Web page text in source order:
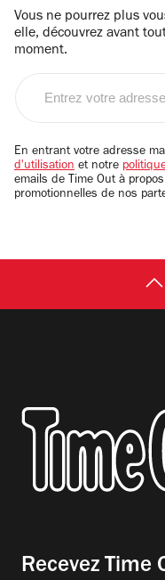
Vous ne pourrez plus
elle, découvrez avant
moment.
email
En entrant votre adresse
d'utilisation et notre
emails de Time Out à
promotionnelles de nos
Recevez Time